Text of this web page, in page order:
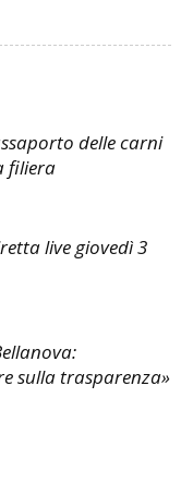
delle carni
filiera
live giovedì 3
sulla trasparenza»